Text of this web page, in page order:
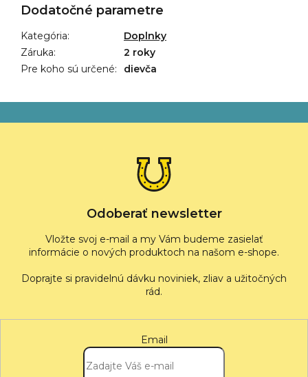
Dodatočné parametre
Kategória:
Doplnky
Záruka:
2 roky
Pre koho sú určené: dievča
á
Odoberať newsletter
Vložte svoj e-mail a my Vám budeme zasielať
informácie o nových produktoch na našom e-shope.
Email